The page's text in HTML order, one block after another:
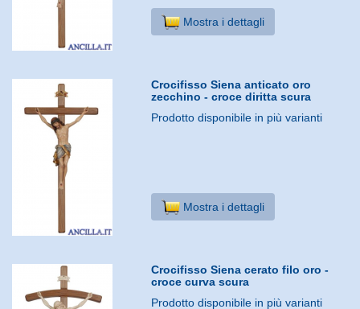
Mostra i dettagli
Crocifisso Siena anticato oro
zecchino - croce diritta scura
Prodotto disponibile in più varianti
Mostra i dettagli
Crocifisso Siena cerato filo oro -
croce curva scura
Prodotto disponibile in più varianti